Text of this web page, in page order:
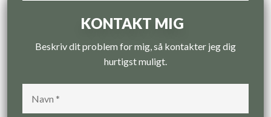
KONTAKT MIG
Beskriv dit problem for mig, så kontakter jeg dig
hurtigst muligt.